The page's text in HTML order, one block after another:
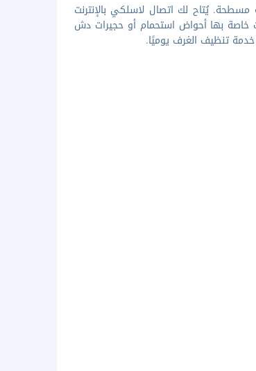
تلفزيونات بشاشة مسطحة. يُتاح لك اتصال لاسلكي بالإنترنت
خاصة بها أحواض استحمام أو حجيرات دش
خدمة تنظيف الغرف يوميًا.